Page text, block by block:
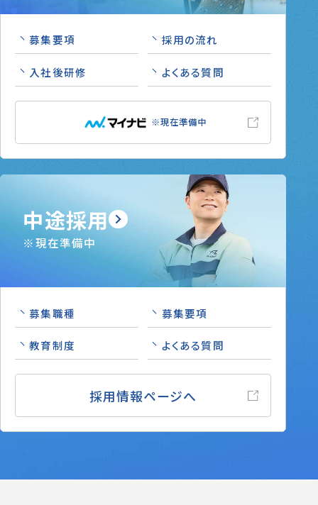
募集要項 採用の流れ
入社後研修 よくある質問
※現在準備中
中途採用
※現在準備中
募集職種 募集要項
教育制度 よくある質問
採用情報ページへ